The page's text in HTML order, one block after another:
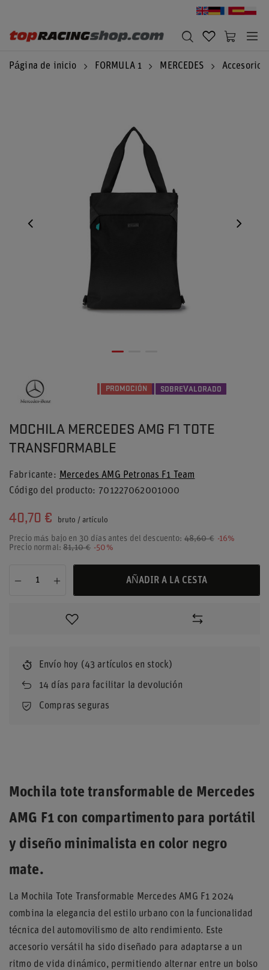
Página de inicio FORMULA 1 MERCEDES Accesorios
PROMOCIÓN SOBREVALORADO
MOCHILA MERCEDES AMG F1 TOTE
TRANSFORMABLE
Fabricante
Mercedes AMG Petronas F1 Team
Código del producto
701227062001000
40,70 € bruto / artículo
Precio más bajo en 30 días antes del descuento: 48,60 € -16%
Precio normal:81,10 € -50%
AÑADIR A LA CESTA
Envío hoy (43 artículos en stock)
14 días para facilitar la devolución
Compras seguras
Mochila tote transformable de Mercedes
AMG F1 con compartimento para portátil
y diseño minimalista en color negro
mate.
La Mochila Tote Transformable Mercedes AMG F1 2024
combina la elegancia del estilo urbano con la funcionalidad
técnica del automovilismo de alto rendimiento. Este
accesorio versátil ha sido diseñado para adaptarse a un
ritmo de vida dinámico, permitiendo alternar entre un bolso